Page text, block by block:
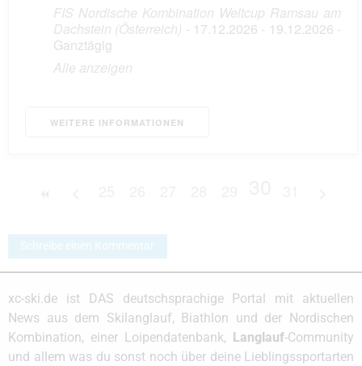
FIS Nordische Kombination Weltcup Ramsau am
Dachstein (Österreich) - 17.12.2026 - 19.12.2026 -
Ganztägig
Alle anzeigen
WEITERE INFORMATIONEN
Schreibe einen Kommentar
xc-ski.de ist DAS deutschsprachige Portal mit aktuellen
News aus dem Skilanglauf, Biathlon und der Nordischen
Kombination, einer Loipendatenbank,
Langlauf-Community
und allem was du sonst noch über deine Lieblingssportarten